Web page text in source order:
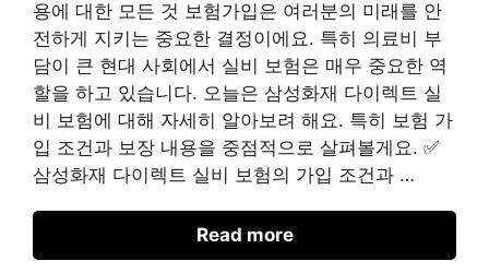
용에 대한 모든 것 보험가입은 여러분의 미래를 안
전하게 지키는 중요한 결정이에요. 특히 의료비 부
담이 큰 현대 사회에서 실비 보험은 매우 중요한 역
할을 하고 있습니다. 오늘은 삼성화재 다이렉트 실
비 보험에 대해 자세히 알아보려 해요. 특히 보험 가
입 조건과 보장 내용을 중점적으로 살펴볼게요. ✅
삼성화재 다이렉트 실비 보험의 가입 조건과 …
Read more